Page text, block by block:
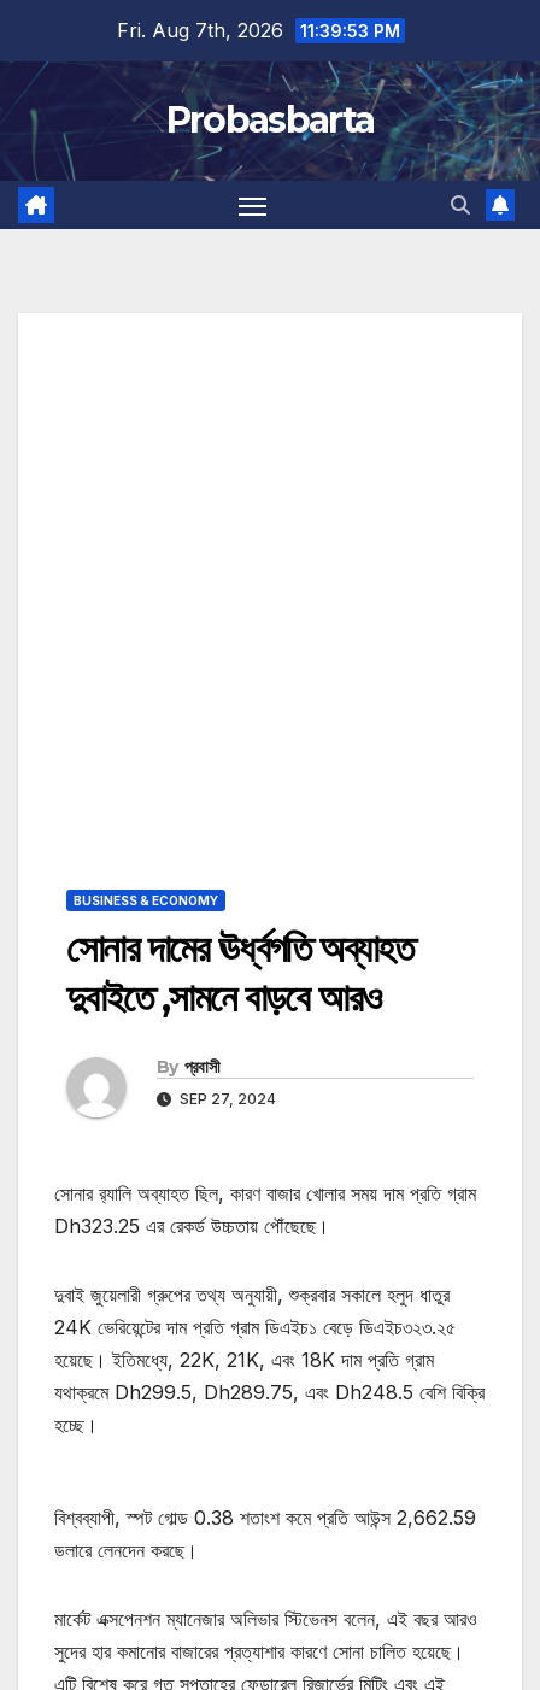
content
Fri. Aug 7th, 2026 11:39:54 PM
Probasbarta
BUSINESS & ECONOMY
সোনার দামের ঊর্ধ্বগতি অব্যাহত
দুবাইতে ,সামনে বাড়বে আরও
By প্রবাসী
SEP 27, 2024
সোনার র‌্যালি অব্যাহত ছিল, কারণ বাজার খোলার সময় দাম প্রতি গ্রাম
Dh323.25 এর রেকর্ড উচ্চতায় পৌঁছেছে।
দুবাই জুয়েলারী গ্রুপের তথ্য অনুযায়ী, শুক্রবার সকালে হলুদ ধাতুর
24K ভেরিয়েন্টের দাম প্রতি গ্রাম ডিএইচ১ বেড়ে ডিএইচ৩২৩.২৫
হয়েছে। ইতিমধ্যে, 22K, 21K, এবং 18K দাম প্রতি গ্রাম
যথাক্রমে Dh299.5, Dh289.75, এবং Dh248.5 বেশি বিক্রি
হচ্ছে।
বিশ্বব্যাপী, স্পট গোল্ড 0.38 শতাংশ কমে প্রতি আউন্স 2,662.59
ডলারে লেনদেন করছে।
মার্কেট এক্সপেনশন ম্যানেজার অলিভার স্টিভেনস বলেন, এই বছর আরও
সুদের হার কমানোর বাজারের প্রত্যাশার কারণে সোনা চালিত হয়েছে।
এটি বিশেষ করে গত সপ্তাহের ফেডারেল রিজার্ভের মিটিং এবং এই